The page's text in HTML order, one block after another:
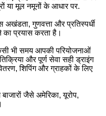
या मूल नमूनों के आधार पर.
गुणवत्ता और प्रतिस्पर्धी
का प्रयास करता है।
भी समय आपकी परियोजनाओं
और पूर्ण सेवा सही ड्राइंग
शिपिंग और ग्राहकों के लिए
जैसे अमेरिका, यूरोप,